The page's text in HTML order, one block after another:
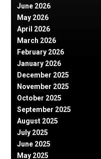
June 2026
May 2026
April 2026
March 2026
February 2026
January 2026
December 2025
November 2025
October 2025
September 2025
August 2025
July 2025
June 2025
May 2025